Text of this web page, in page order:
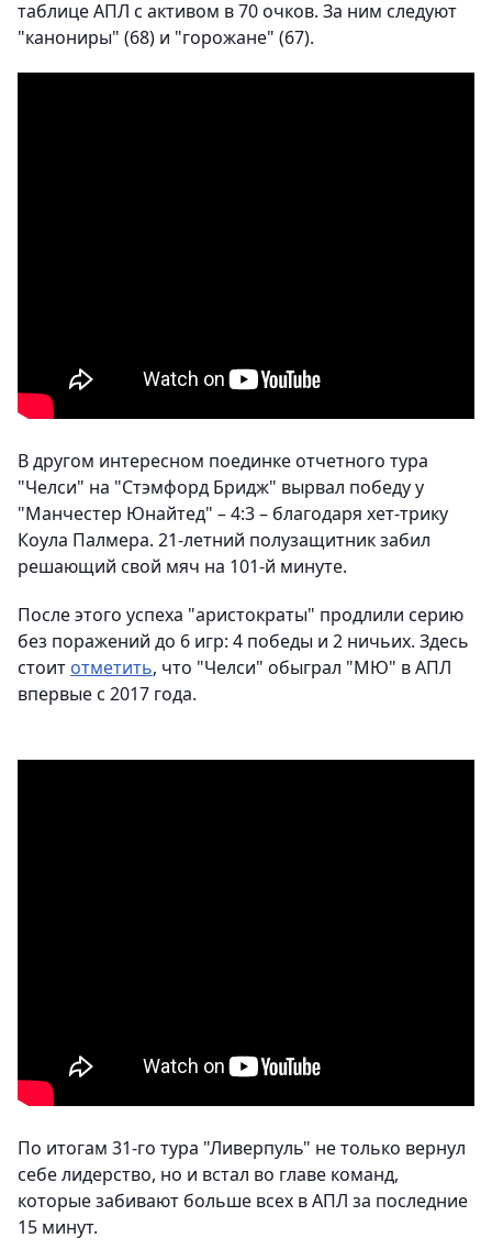
таблице АПЛ с активом в 70 очков. За ним следуют
"канониры" (68) и "горожане" (67).
В другом интересном поединке отчетного тура
"Челси" на "Стэмфорд Бридж" вырвал победу у
"Манчестер Юнайтед" – 4:3 – благодаря хет-трику
Коула Палмера. 21-летний полузащитник забил
решающий свой мяч на 101-й минуте.
После этого успеха "аристократы" продлили серию
без поражений до 6 игр: 4 победы и 2 ничьих. Здесь
стоит отметить, что "Челси" обыграл "МЮ" в АПЛ
впервые с 2017 года.
По итогам 31-го тура "Ливерпуль" не только вернул
себе лидерство, но и встал во главе команд,
которые забивают больше всех в АПЛ за последние
15 минут.